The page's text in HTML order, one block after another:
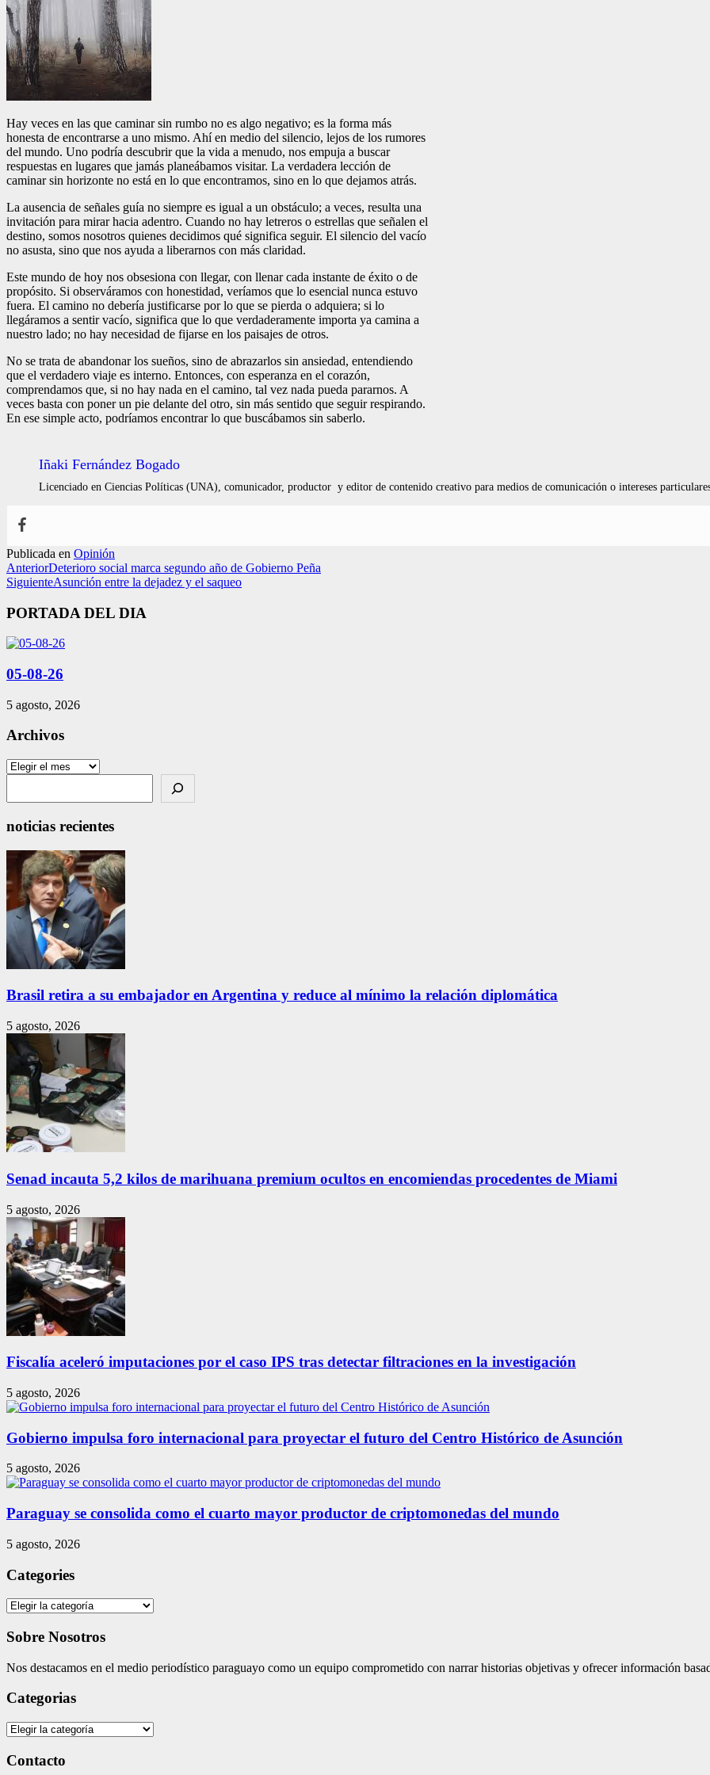
Hay veces en las que caminar sin rumbo no es algo negativo; es la forma más
honesta de encontrarse a uno mismo. Ahí en medio del silencio, lejos de los rumores
del mundo. Uno podría descubrir que la vida a menudo, nos empuja a buscar
respuestas en lugares que jamás planeábamos visitar. La verdadera lección de
caminar sin horizonte no está en lo que encontramos, sino en lo que dejamos atrás.
La ausencia de señales guía no siempre es igual a un obstáculo; a veces, resulta una
invitación para mirar hacia adentro. Cuando no hay letreros o estrellas que señalen el
destino, somos nosotros quienes decidimos qué significa seguir. El silencio del vacío
no asusta, sino que nos ayuda a liberarnos con más claridad.
Este mundo de hoy nos obsesiona con llegar, con llenar cada instante de éxito o de
propósito. Si observáramos con honestidad, veríamos que lo esencial nunca estuvo
fuera. El camino no debería justificarse por lo que se pierda o adquiera; si lo
llegáramos a sentir vacío, significa que lo que verdaderamente importa ya camina a
nuestro lado; no hay necesidad de fijarse en los paisajes de otros.
No se trata de abandonar los sueños, sino de abrazarlos sin ansiedad, entendiendo
que el verdadero viaje es interno. Entonces, con esperanza en el corazón,
comprendamos que, si no hay nada en el camino, tal vez nada pueda pararnos. A
veces basta con poner un pie delante del otro, sin más sentido que seguir respirando.
En ese simple acto, podríamos encontrar lo que buscábamos sin saberlo.
Iñaki Fernández Bogado
Licenciado en Ciencias Políticas (UNA), comunicador, productor y editor de contenido creativo para medios de comunicación o intereses
Publicada en Opinión
AnteriorDeterioro social marca segundo año de Gobierno Peña
SiguienteAsunción entre la dejadez y el saqueo
PORTADA DEL DIA
05-08-26
5 agosto, 2026
Archivos
Archivos
noticias recientes
Brasil retira a su embajador en Argentina y reduce al mínimo la relación diplomática
5 agosto, 2026
Senad incauta 5,2 kilos de marihuana premium ocultos en encomiendas procedentes de Miami
5 agosto, 2026
Fiscalía aceleró imputaciones por el caso IPS tras detectar filtraciones en la investigación
5 agosto, 2026
Gobierno impulsa foro internacional para proyectar el futuro del Centro Histórico de Asunción
5 agosto, 2026
Paraguay se consolida como el cuarto mayor productor de criptomonedas del mundo
5 agosto, 2026
Categories
Categories
Sobre Nosotros
Nos destacamos en el medio periodístico paraguayo como un equipo comprometido con narrar historias objetivas y ofrecer información
Categorias
Categorias
Contacto